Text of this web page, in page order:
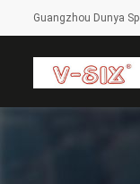
Guangzhou Dunya